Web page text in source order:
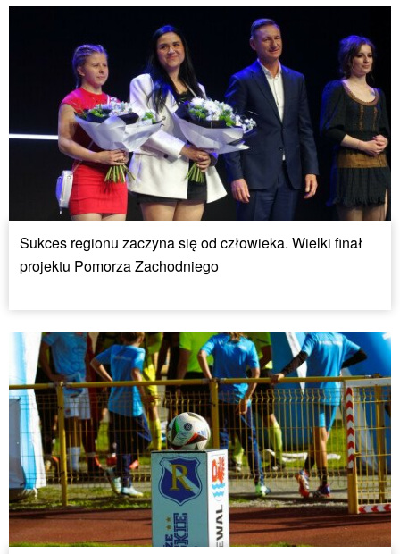
Sukces regionu zaczyna się od człowieka. Wielki finał
projektu Pomorza Zachodniego